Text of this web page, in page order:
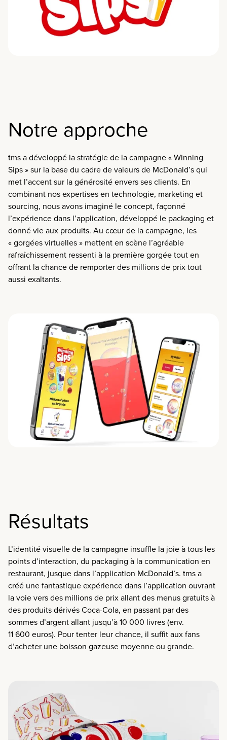
Notre approche
tms a développé la stratégie de la campagne « Winning
Sips » sur la base du cadre de valeurs de McDonald’s qui
met l’accent sur la générosité envers ses clients. En
combinant nos expertises en technologie, marketing et
sourcing, nous avons imaginé le concept, façonné
l’expérience dans l’application, développé le packaging et
donné vie aux produits. Au cœur de la campagne, les
« gorgées virtuelles » mettent en scène l’agréable
rafraîchissement ressenti à la première gorgée tout en
offrant la chance de remporter des millions de prix tout
aussi exaltants.
Résultats
L’identité visuelle de la campagne insuffle la joie à tous les
points d’interaction, du packaging à la communication en
restaurant, jusque dans l’application McDonald’s. tms a
créé une fantastique expérience dans l’application ouvrant
la voie vers des millions de prix allant des menus gratuits à
des produits dérivés Coca-Cola, en passant par des
sommes d’argent allant jusqu’à 10 000 livres (env.
11 600 euros). Pour tenter leur chance, il suffit aux fans
d’acheter une boisson gazeuse moyenne ou grande.